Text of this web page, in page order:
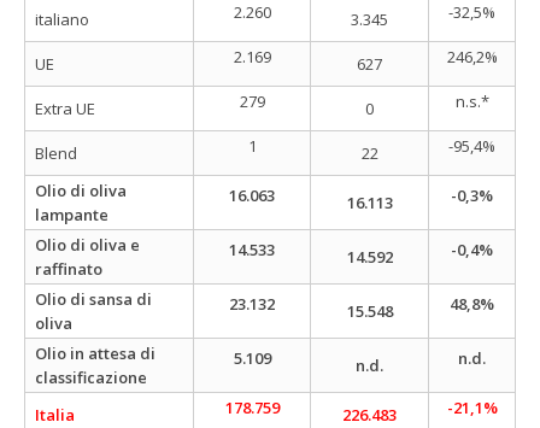
italiano 2.260 3.345 -32,5%
UE 2.169 627 246,2%
Extra UE 279 0 n.s.*
Blend 1 22 -95,4%
Olio di oliva
lampante
16.063 16.113 -0,3%
Olio di oliva e
raffinato
14.533 14.592 -0,4%
Olio di sansa di
oliva
23.132 15.548 48,8%
Olio in attesa di
classificazione
5.109 n.d. n.d.
Italia 178.759 226.483 -21,1%